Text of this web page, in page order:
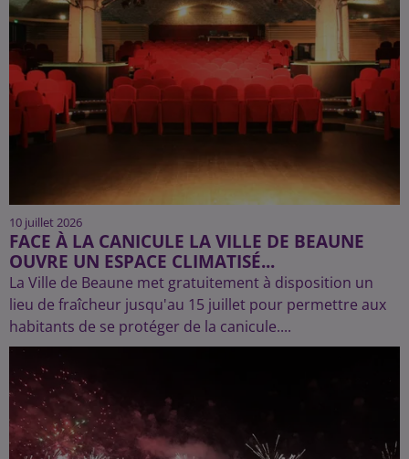
10 juillet 2026
FACE À LA CANICULE LA VILLE DE BEAUNE
OUVRE UN ESPACE CLIMATISÉ...
La Ville de Beaune met gratuitement à disposition un
lieu de fraîcheur jusqu'au 15 juillet pour permettre aux
habitants de se protéger de la canicule....